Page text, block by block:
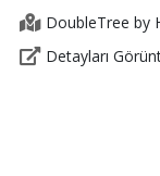
DoubleTree by
Detayları